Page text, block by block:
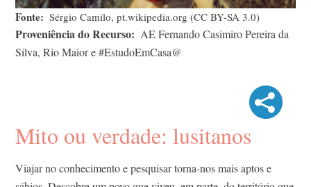
Fonte Sérgio Camilo, pt.wikipedia.org (CC BY-SA 3.0)
Proveniência do Recurso
AE Fernando Casimiro Pereira da
Silva, Rio Maior e #EstudoEmCasa@
Mito ou verdade: lusitanos
Viajar no conhecimento e pesquisar torna-nos mais aptos e